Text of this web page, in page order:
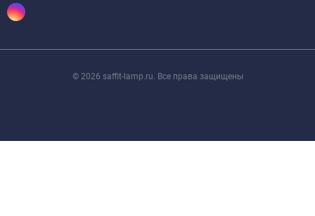
© 2026 saffit-lamp.ru. Все права защищены